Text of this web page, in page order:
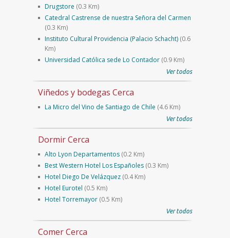
Drugstore (0.3 Km)
Catedral Castrense de nuestra Señora del Carmen
(0.3 Km)
Instituto Cultural Providencia (Palacio Schacht) (0.6
Km)
Universidad Católica sede Lo Contador (0.9 Km)
Ver todos
Viñedos y bodegas Cerca
La Micro del Vino de Santiago de Chile (4.6 Km)
Ver todos
Dormir Cerca
Alto Lyon Departamentos (0.2 Km)
Best Western Hotel Los Españoles (0.3 Km)
Hotel Diego De Velázquez (0.4 Km)
Hotel Eurotel (0.5 Km)
Hotel Torremayor (0.5 Km)
Ver todos
Comer Cerca